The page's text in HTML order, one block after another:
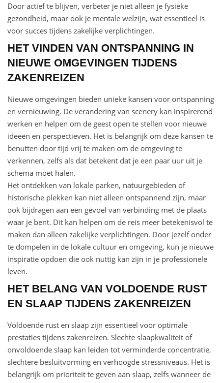
Door actief te blijven, verbeter je niet alleen je fysieke
gezondheid, maar ook je mentale welzijn, wat essentieel is
voor succes tijdens zakelijke verplichtingen.
HET VINDEN VAN ONTSPANNING IN
NIEUWE OMGEVINGEN TIJDENS
ZAKENREIZEN
Nieuwe omgevingen bieden unieke kansen voor ontspanning
en vernieuwing. De verandering van scenery kan inspirerend
werken en helpen om de geest open te stellen voor nieuwe
ideeën en perspectieven. Het is belangrijk om deze kansen te
benutten door tijd vrij te maken om de omgeving te
verkennen, zelfs als dat betekent dat je een paar uur uit je
schema moet halen.
Het ontdekken van lokale parken, natuurgebieden of
historische plekken kan niet alleen ontspannend zijn, maar
ook bijdragen aan een gevoel van verbinding met de plaats
waar je bent. Dit kan helpen om de reis meer betekenisvol te
maken dan alleen zakelijke verplichtingen. Door jezelf onder
te dompelen in de lokale cultuur en omgeving, kun je nieuwe
inspiratie opdoen die ook nuttig kan zijn in je professionele
leven.
HET BELANG VAN VOLDOENDE RUST
EN SLAAP TIJDENS ZAKENREIZEN
Voldoende rust en slaap zijn essentieel voor optimale
prestaties tijdens zakenreizen. Slechte slaapkwaliteit of
onvoldoende slaap kan leiden tot verminderde concentratie,
slechtere besluitvorming en verhoogde stressniveaus. Het is
belangrijk om prioriteit te geven aan slaap, zelfs wanneer de